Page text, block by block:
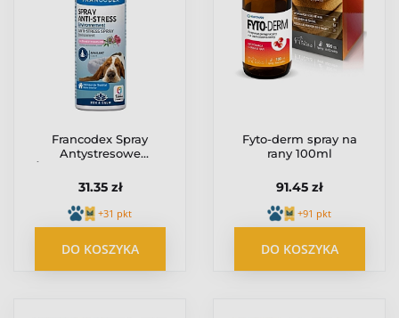
Francodex Spray
Antystresowe
szczeniąt 100ml
[FR170315]
31.35 zł
+31 pkt
DO KOSZYKA
Fyto-derm spray na
rany 100ml
91.45 zł
+91 pkt
DO KOSZYKA